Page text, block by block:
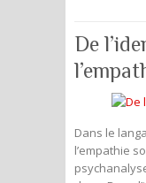
De
Dans le
l’empathie